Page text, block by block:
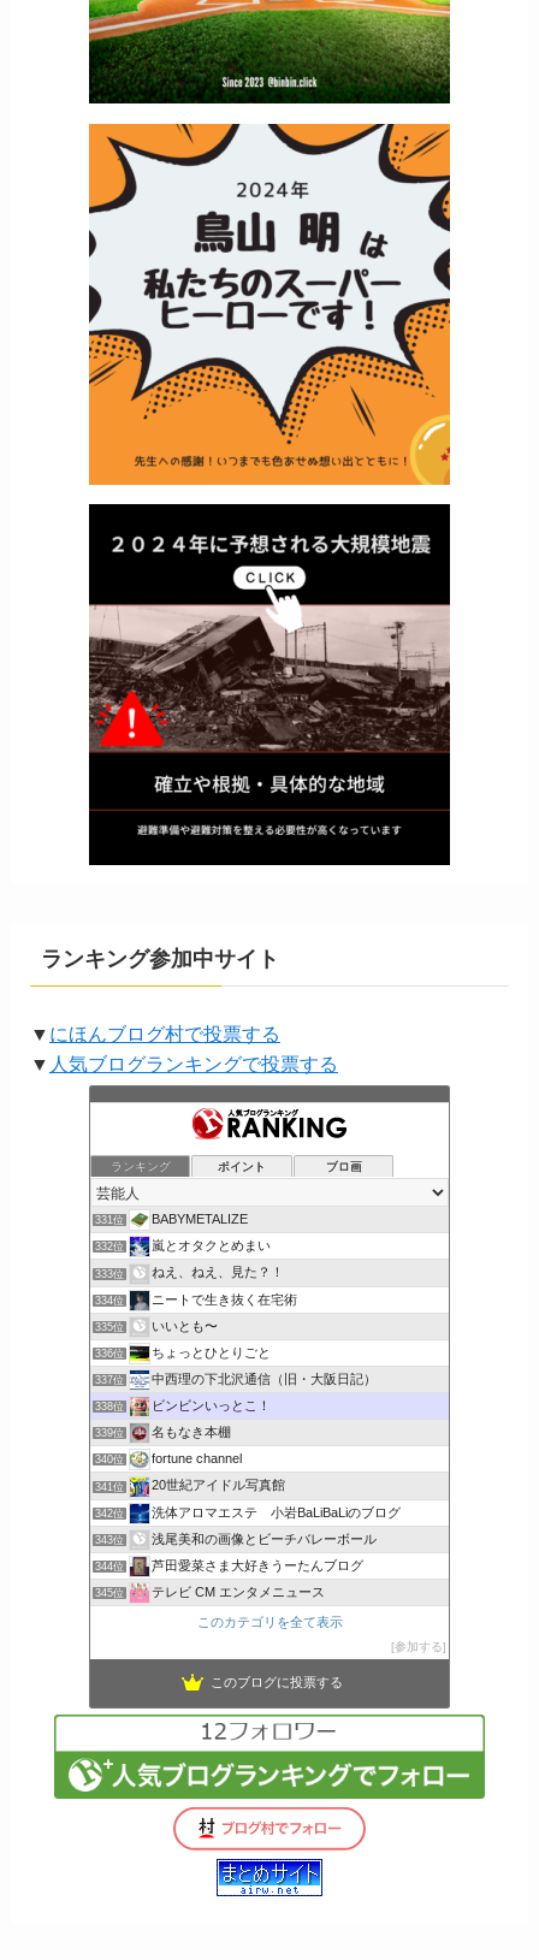
ランキング参加中サイト
▼ にほんブログ村で投票する
▼ 人気ブログランキングで投票する
ランキング ポイント ブロ画
331位 BABYMETALIZE
332位 嵐とオタクとめまい
333位 ねえ、ねえ、見た？！
334位 ニートで生き抜く在宅術
335位 いいとも〜
336位 ちょっとひとりごと
337位 中西理の下北沢通信（旧・大阪日記）
338位 ビンビンいっとこ！
339位 名もなき本棚
340位 fortune channel
341位 20世紀アイドル写真館
342位 洗体アロマエステ 小岩BaLiBaLiのブログ
343位 浅尾美和の画像とビーチバレーボール
344位 芦田愛菜さま大好きうーたんブログ
345位 テレビ CM エンタメニュース
このカテゴリを全て表示
参加する
このブログに投票する